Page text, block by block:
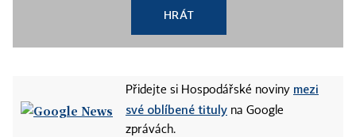
HRÁT
Přidejte si Hospodářské noviny mezi
své oblíbené tituly na Google
zprávách.